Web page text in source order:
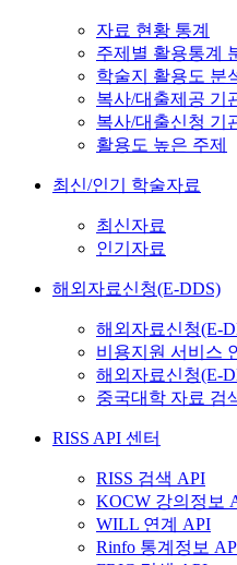
자료 현황 통계
주제별 활용통계
학술지 활용도 분
복사/대출제공 기
복사/대출신청 기
활용도 높은 주제
최신/인기 학술자료
최신자료
인기자료
해외자료신청(E-DDS)
해외자료신청(E-
비용지원 서비스
해외자료신청(E-
중국대학 자료 검
RISS API 센터
RISS 검색 API
KOCW 강의정보
WILL 연계 API
Rinfo 통계정보